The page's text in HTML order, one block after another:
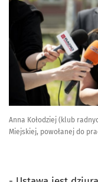
Anna Kołodziej (klub
Miejskiej, powołanej do